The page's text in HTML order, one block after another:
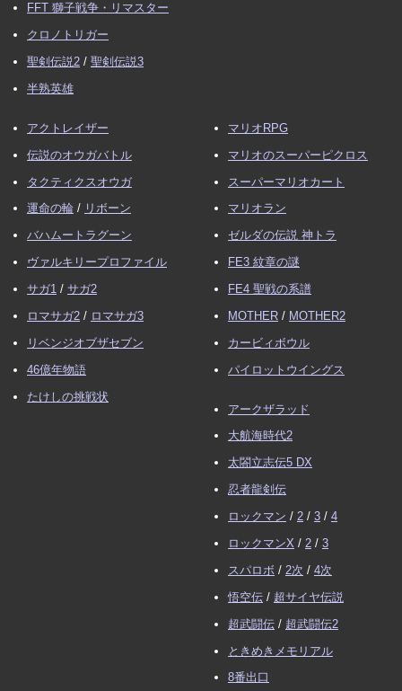
FFT 獅子戦争・リマスター
クロノトリガー
聖剣伝説2 / 聖剣伝説3
半熟英雄
アクトレイザー
伝説のオウガバトル
タクティクスオウガ
運命の輪 / リボーン
バハムートラグーン
ヴァルキリープロファイル
サガ1 / サガ2
ロマサガ2 / ロマサガ3
リベンジオブザセブン
46億年物語
たけしの挑戦状
マリオRPG
マリオのスーパーピクロス
スーパーマリオカート
マリオラン
ゼルダの伝説 神トラ
FE3 紋章の謎
FE4 聖戦の系譜
MOTHER / MOTHER2
カービィボウル
パイロットウイングス
アークザラッド
大航海時代2
太閤立志伝5 DX
忍者龍剣伝
ロックマン / 2 / 3 / 4
ロックマンX / 2 / 3
スパロボ / 2次 / 4次
悟空伝 / 超サイヤ伝説
超武闘伝 / 超武闘伝2
ときめきメモリアル
8番出口